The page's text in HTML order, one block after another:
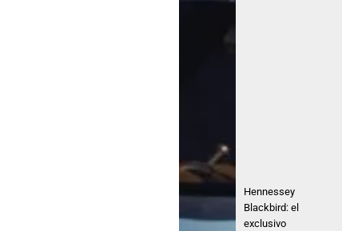
Hennessey
Blackbird: el
exclusivo